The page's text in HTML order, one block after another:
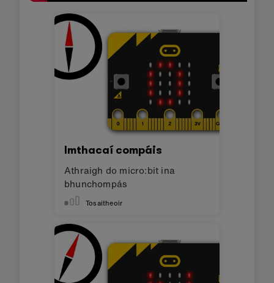
Imthacaí compáis
Athraigh do micro:bit ina
bhunchompás
Tosaitheoir